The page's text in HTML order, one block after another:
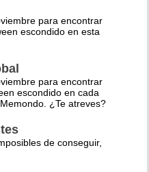
para encontrar
escondido en esta
para encontrar
escondido en cada
¿Te atreves?
de conseguir,